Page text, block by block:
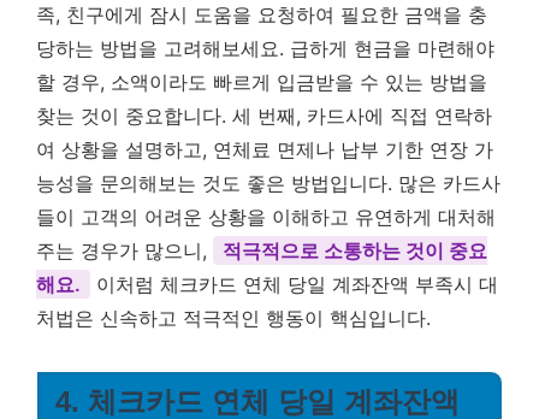
족, 친구에게 잠시 도움을 요청하여 필요한 금액을 충
당하는 방법을 고려해보세요. 급하게 현금을 마련해야
할 경우, 소액이라도 빠르게 입금받을 수 있는 방법을
찾는 것이 중요합니다. 세 번째, 카드사에 직접 연락하
여 상황을 설명하고, 연체료 면제나 납부 기한 연장 가
능성을 문의해보는 것도 좋은 방법입니다. 많은 카드사
들이 고객의 어려운 상황을 이해하고 유연하게 대처해
주는 경우가 많으니,
적극적으로 소통하는 것이 중요
해요.
이처럼 체크카드 연체 당일 계좌잔액 부족시 대
처법은 신속하고 적극적인 행동이 핵심입니다.
4. 체크카드 연체 당일 계좌잔액